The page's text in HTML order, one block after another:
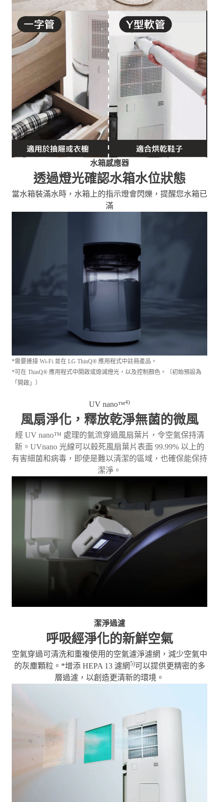
水箱感應器
透過燈光確認水箱水位狀態
當水箱裝滿水時，水箱上的指示燈會閃爍，提醒您水箱已
滿
*需要連接 Wi-Fi 並在 LG ThinQ® 應用程式中註冊產品。
*可在 ThinQ® 應用程式中開啟或熄滅燈光，以及控制顏色。（初始預設為
「開啟」）
UV nano™4)
風扇淨化，釋放乾淨無菌的微風
經 UV nano™ 處理的氣流穿過風扇葉片，令空氣保持清
新。UVnano 光線可以殺死風扇葉片表面 99.99% 以上的
有害細菌和病毒，即使是難以清潔的區域，也確保能保持
潔淨。
潔淨過濾
呼吸經淨化的新鮮空氣
空氣穿過可清洗和重複使用的空氣濾淨濾網，減少空氣中
的灰塵顆粒。 *增添 HEPA 13 濾網5)可以提供更精密的多
層過濾，以創造更清新的環境。